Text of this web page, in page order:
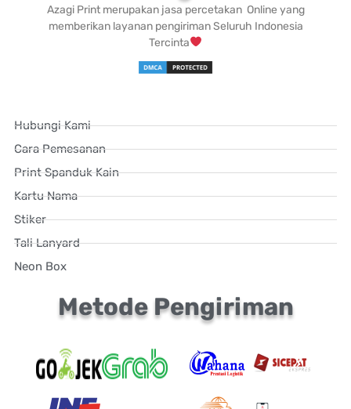
Azagi Print merupakan jasa percetakan Online yang
memberikan layanan pengiriman Seluruh Indonesia
Tercinta
Hubungi Kami
Cara Pemesanan
Print Spanduk Kain
Kartu Nama
Stiker
Tali Lanyard
Neon Box
Metode Pengiriman